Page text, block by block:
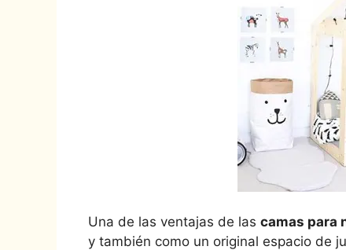
Una de las ventajas de las camas para
y también como un original espacio de